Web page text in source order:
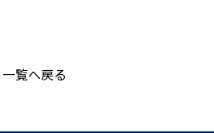
一覧へ戻る